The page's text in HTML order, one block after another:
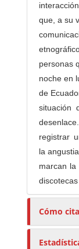
que, a su
personas
noche en
de
situación
registrar
la
marcan la
Cómo